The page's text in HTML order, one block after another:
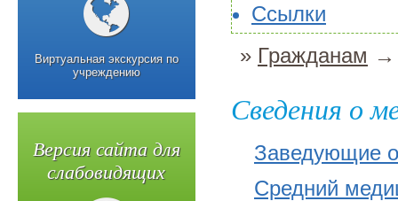
Ссылки
» Гражданам →
Сведения о
Заведующие
Средний
Виртуальная экскурсия по
учреждению
Версия сайта для
слабовидящих